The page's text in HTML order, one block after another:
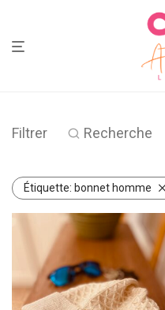
Filtrer Recherche
Étiquette: bonnet homme